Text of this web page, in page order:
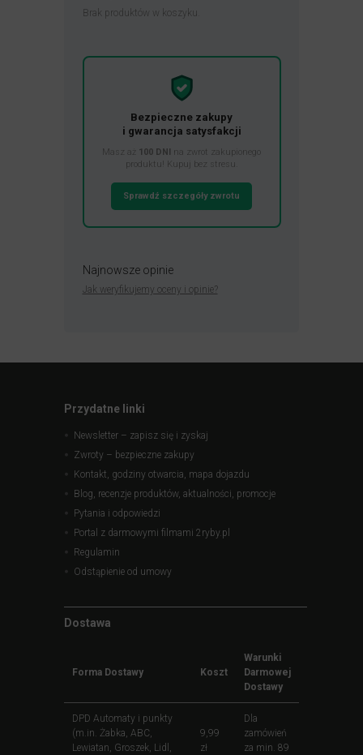
Brak produktów w koszyku.
Bezpieczne zakupy
i gwarancja satysfakcji
Masz aż 100 DNI na zwrot zakupionego
produktu! Kupuj bez stresu.
Sprawdź szczegóły zwrotu
Najnowsze opinie
Jak weryfikujemy oceny i opinie?
Przydatne linki
Newsletter – zapisz się i zyskaj
Zwroty – bezpieczne zakupy
Kontakt, godziny otwarcia, mapa dojazdu
Blog, recenzje produktów, aktualności, promocje
Pytania i odpowiedzi
Portal z darmowymi filmami 2ryby.pl
Regulamin
Odstąpienie od umowy
Dostawa
Forma Dostawy Koszt
Warunki
Darmowej
Dostawy
DPD Automaty i punkty
(m.in. Żabka, ABC,
Lewiatan, Groszek, Lidl,
9,99
zł
Dla
zamówień
za min. 89